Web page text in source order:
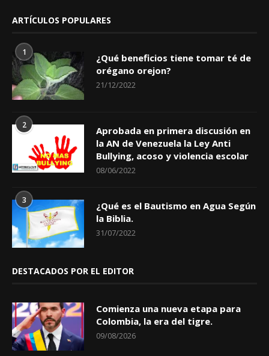
ARTÍCULOS POPULARES
1
¿Qué beneficios tiene tomar té de
orégano orejon?
21/12/2022
2
Aprobada en primera discusión en
la AN de Venezuela la Ley Anti
Bullying, acoso y violencia escolar
08/06/2022
3
¿Qué es el Bautismo en Agua Según
la Biblia.
31/07/2022
DESTACADOS POR EL EDITOR
Comienza una nueva etapa para
Colombia, la era del tigre.
09/08/2026